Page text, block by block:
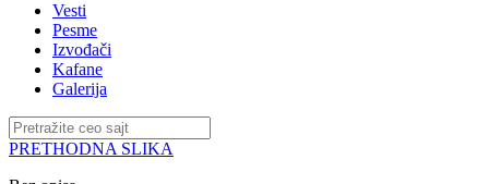
Vesti
Pesme
Izvođači
Kafane
Galerija
PRETHODNA SLIKA